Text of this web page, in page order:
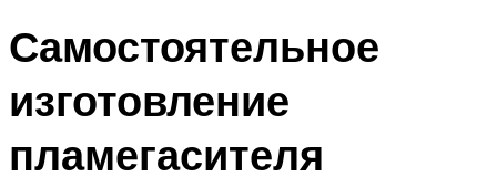
Самостоятельное
изготовление
пламегасителя